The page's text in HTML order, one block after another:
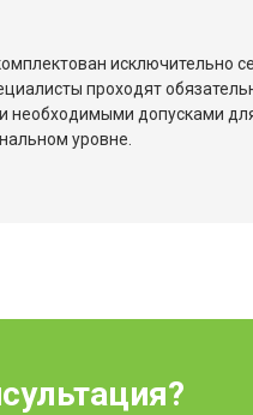
исключительно
проходят
необходимыми допусками
уровне.